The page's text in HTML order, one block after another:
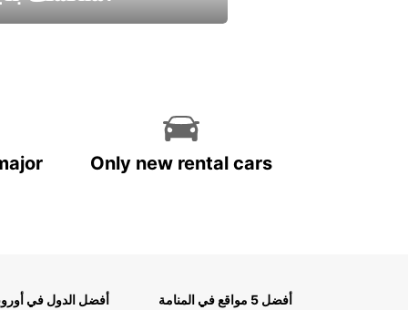
Only new rental cars
أفضل الدول في
أفضل 5 مواقع في المنامة